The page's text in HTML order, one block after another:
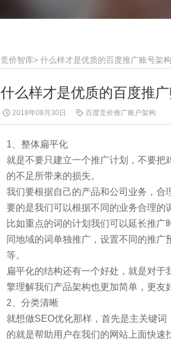
竞价智库> 什么样才是优质的百度推广账号架构
什么样才是优质的百度推
2018年08月30日 百度竞价推广账户架构
1、整体扁平化
就是不要只建立一个推广计划，不要把
的不足所带来的损失。
我们要根据自己的产品和公司业务，合
要的是我们可以根据不同的业务合理的
比如重点的词的计划我们可以延长推
同地域的词单独推广，设置不同的推
等。
扁平化的结构还有一个好处，就是对于
擎理解我们产品架构也更加简单，更友
2、分类清晰
就想做SEO优化那样，首先是主关键
的就是帮助用户在我们的网站上面快速